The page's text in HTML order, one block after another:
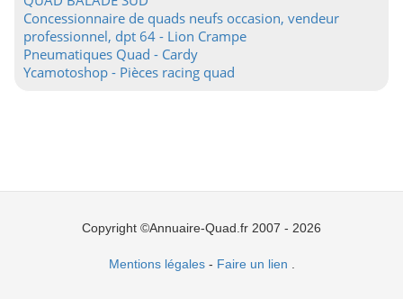
Concessionnaire de quads neufs occasion, vendeur
professionnel, dpt 64 - Lion Crampe
Pneumatiques Quad - Cardy
Ycamotoshop - Pièces racing quad
Copyright ©Annuaire-Quad.fr 2007 - 2026
Mentions légales- Faire un lien